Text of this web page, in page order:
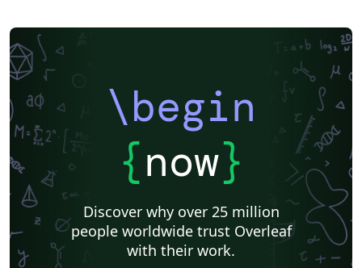
\begin
{now}
Discover why over 25 million
people worldwide trust Overleaf
with their work.